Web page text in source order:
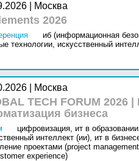
| Москва
2026
иб (информационная
технологии, искусственный
| Москва
TECH FORUM
бизнеса
цифровизация, ит в
интеллект (ии), ит в
проектами (project
experience)